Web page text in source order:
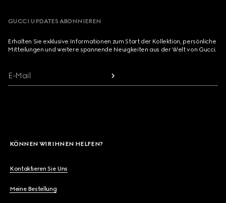
GUCCI UPDATES ABONNIEREN
Erhalten Sie exklusive Informationen zum Start der Kollektion, persönliche
Mitteilungen und weitere spannende Neuigkeiten aus der Welt von Gucci.
E-Mail
KÖNNEN WIR IHNEN HELFEN?
Kontaktieren Sie Uns
Meine Bestellung